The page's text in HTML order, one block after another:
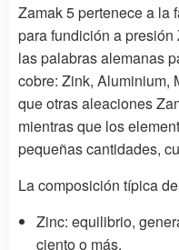
Zamak 5 pertenece a la
para fundición a
las palabras alemanas
cobre: Zink, Aluminium,
que otras aleaciones
mientras que los
pequeñas cantidades,
La composición típica
Zinc: equilibrio,
ciento o más.